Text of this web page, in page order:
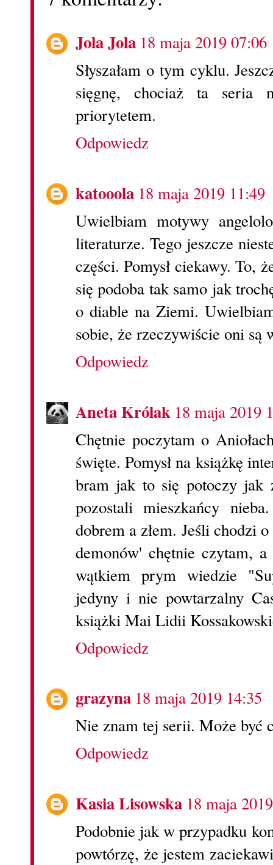
Jola Jola 18 maja 2019 07:06
Słyszałam o tym cyklu.
sięgnę, chociaż ta seria
priorytetem.
Odpowiedz
katooola 18 maja 2019 11:49
Uwielbiam motywy
literaturze. Tego jeszcze
części. Pomysł ciekawy. To,
się podoba tak samo jak
o diable na Ziemi.
sobie, że rzeczywiście oni są
Odpowiedz
Aneta Królak 18 maja 2019
Chętnie poczytam o
święte. Pomysł na książkę
bram jak to się potoczy jak
pozostali mieszkańcy
dobrem a złem. Jeśli chodzi
demonów' chętnie czytam,
wątkiem prym wiedzie
jedyny i nie powtarzalny
książki Mai Lidii
Odpowiedz
grazyna 18 maja 2019 14:35
Nie znam tej serii. Może być
Odpowiedz
Kasia Lisowska 18 maja
Podobnie jak w przypadku
powtórzę, że jestem